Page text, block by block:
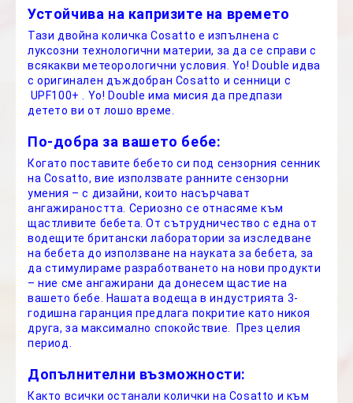
Устойчива на капризите на времето
Тази двойна количка Cosatto е изпълнена с
луксозни технологични материи, за да се справи с
всякакви метеорологични условия. Yo! Double идва
с оригинален дъждобран Cosatto и сенници с
UPF100+ . Yo! Double има мисия да предпази
детето ви от лошо време.
По-добра за вашето бебе:
Когато поставите бебето си под сензорния сенник
на Cosatto, вие използвате ранните сензорни
умения – с дизайни, които насърчават
ангажираността. Сериозно се отнасяме към
щастливите бебета. От сътрудничество с една от
водещите британски лаборатории за изследване
на бебета до използване на науката за бебета, за
да стимулираме разработването на нови продукти
– ние сме ангажирани да донесем щастие на
вашето бебе. Нашата водеща в индустрията 3-
годишна гаранция предлага покритие като никоя
друга, за максимално спокойствие. През целия
период.
Допълнителни възможности:
Както всички останали колички на Cosatto и към